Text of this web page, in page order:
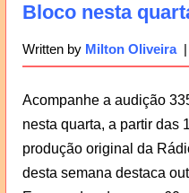
Bloco nesta
Written by Milton Oliveira
Acompanhe a audição
nesta quarta, a partir das
produção original da
desta semana destaca